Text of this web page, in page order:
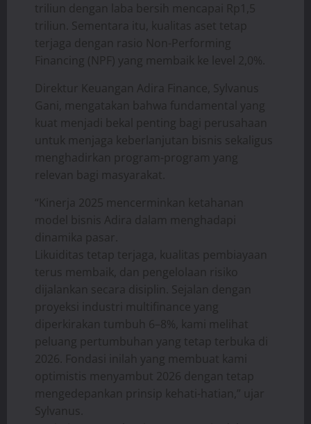
triliun dengan laba bersih mencapai Rp1,5
triliun. Sementara itu, kualitas aset tetap
terjaga dengan rasio Non-Performing
Financing (NPF) yang membaik ke level 2,0%.
Direktur Keuangan Adira Finance, Sylvanus
Gani, mengatakan bahwa fundamental yang
kuat menjadi bekal penting bagi perusahaan
untuk menjaga keberlanjutan bisnis sekaligus
menghadirkan program-program yang
relevan bagi masyarakat.
“Kinerja 2025 mencerminkan ketahanan
model bisnis Adira dalam menghadapi
dinamika pasar.
Likuiditas tetap terjaga, kualitas pembiayaan
terus membaik, dan pengelolaan risiko
dijalankan secara disiplin. Sejalan dengan
proyeksi industri multifinance yang
diperkirakan tumbuh 6–8%, kami melihat
peluang pertumbuhan yang tetap terbuka di
2026. Fondasi inilah yang membuat kami
optimistis menyambut 2026 dengan tetap
mengedepankan prinsip kehati-hatian,” ujar
Sylvanus.